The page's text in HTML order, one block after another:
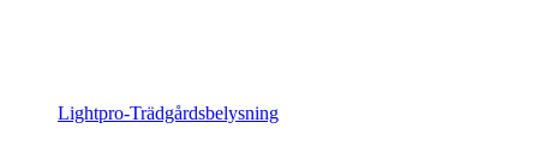
Lightpro-Trädgårdsbelysning